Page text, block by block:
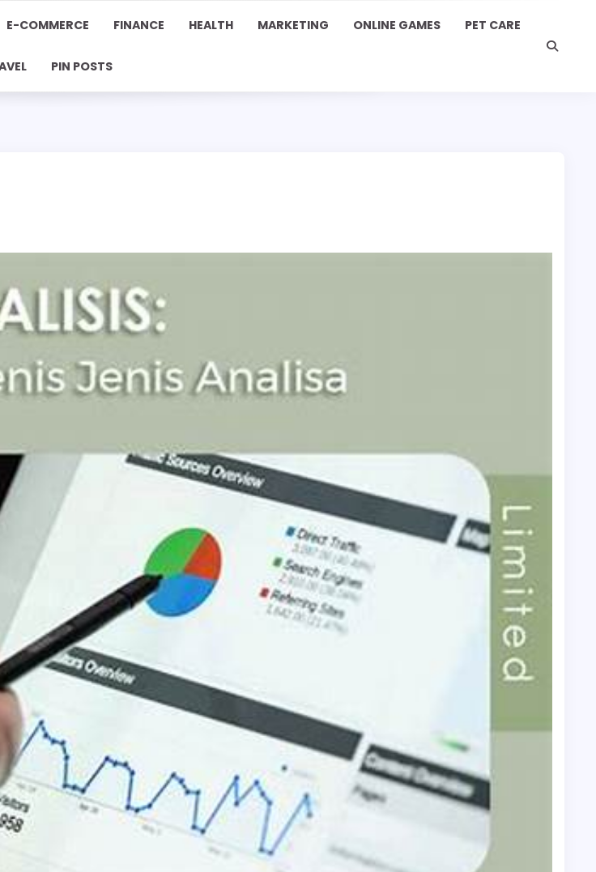
E-COMMERCE FINANCE HEALTH MARKETING ONLINE GAMES PET CARE
PIN POSTS